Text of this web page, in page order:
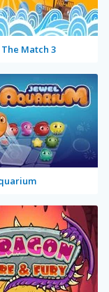
Match 3